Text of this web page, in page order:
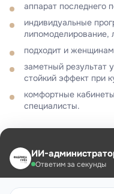
аппарат последнего
индивидуальные
липомоделирование,
подходит и
заметный результат
стойкий эффект при
комфортные
специалисты.
LPG Alliance в «Фабрике
и почувствовать лёгкость
Запишитесь на
к совершенству уже